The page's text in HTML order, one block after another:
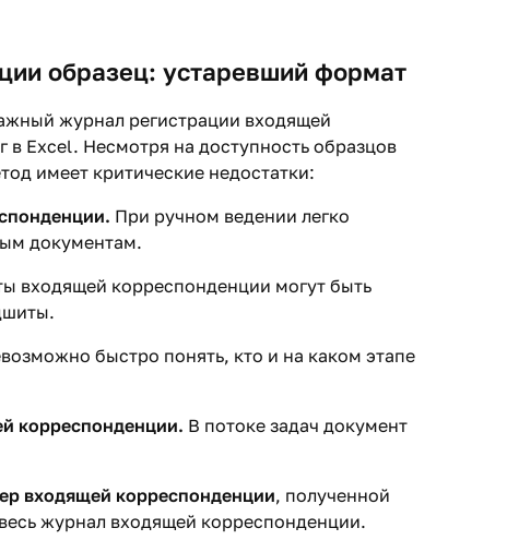
образец: устаревший формат
журнал регистрации входящей
Excel. Несмотря на доступность образцов
имеет критические недостатки:
При ручном ведении легко
документам.
входящей корреспонденции могут быть
быстро понять, кто и на каком этапе
корреспонденции. В потоке задач документ
входящей корреспонденции, полученной
журнал входящей корреспонденции.